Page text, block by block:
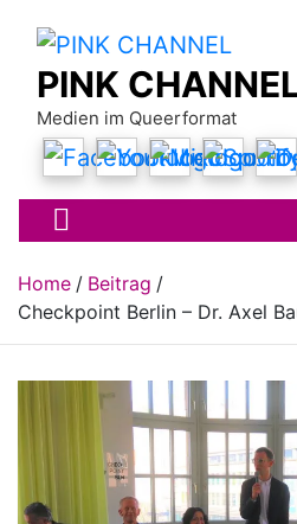
contentPINK
Medien im Queerformat
Home
Beitrag
Checkpoint Berlin – Dr. Axel